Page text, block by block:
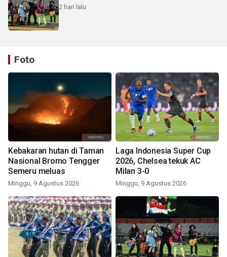
2 hari lalu
Foto
Kebakaran hutan di Taman
Nasional Bromo Tengger
Semeru meluas
Minggu, 9 Agustus 2026
Laga Indonesia Super Cup
2026, Chelsea tekuk AC
Milan 3-0
Minggu, 9 Agustus 2026